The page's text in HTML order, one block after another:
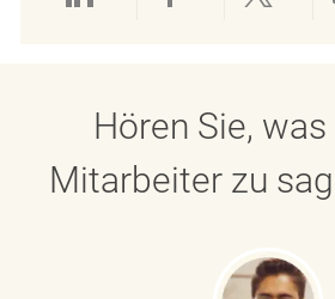
Über LinkedIn teilen
Über Über
Hören Sie,
Mitarbeiter zu